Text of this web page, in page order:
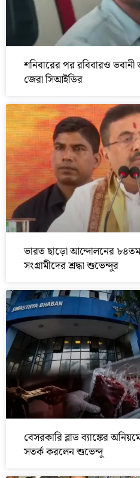
শনিবারের পর রবিবারও
জেরা সিআইডির
ভারত ছাড়ো আন্দোলনের ৮৪তম
সংগ্রামীদের শ্রদ্ধা শুভেন্দুর
বেসরকারি ব্লাড ব্যাঙ্কের
সতর্ক করলেন শুভেন্দু